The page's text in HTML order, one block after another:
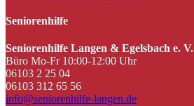
Seniorenhilfe
Seniorenhilfe Langen & Egelsbach e. V.
Büro Mo-Fr 10:00-12:00 Uhr
06103 2 25 04
06103 312 65 56
info@seniorenhilfe-langen.de